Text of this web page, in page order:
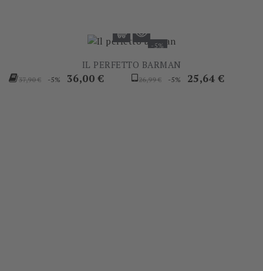
-5%
IL PERFETTO BARMAN
Prezzo
37,90 € -5% Prezzo
36,00 €
Prezzo
26,99 € -5% Prezzo
25,64 €